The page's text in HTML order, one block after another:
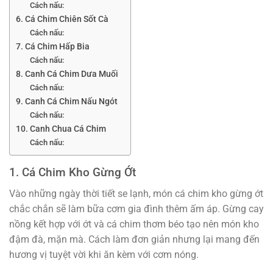
Cách nấu:
6. Cá Chim Chiên Sốt Cà
Cách nấu:
7. Cá Chim Hấp Bia
Cách nấu:
8. Canh Cá Chim Dưa Muối
Cách nấu:
9. Canh Cá Chim Nấu Ngót
Cách nấu:
10. Canh Chua Cá Chim
Cách nấu:
1. Cá Chim Kho Gừng Ớt
Vào những ngày thời tiết se lạnh, món cá chim kho gừng ớt
chắc chắn sẽ làm bữa cơm gia đình thêm ấm áp. Gừng cay
nồng kết hợp với ớt và cá chim thơm béo tạo nên món kho
đậm đà, mặn mà. Cách làm đơn giản nhưng lại mang đến
hương vị tuyệt vời khi ăn kèm với cơm nóng.